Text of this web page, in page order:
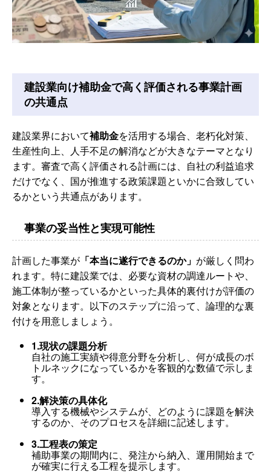
建設業向け補助金で高く評価される事業計画
の共通点
建設業界において補助金を活用する場合、老朽化対策、
生産性向上、人手不足の解消などが大きなテーマとなり
ます。審査で高く評価される計画には、自社の利益追求
だけでなく、国が推進する政策課題といかに合致してい
るかという共通点があります。
事業の妥当性と実現可能性
計画した事業が 「本当に遂行できるのか」 が厳しく問わ
れます。特に建設業では、必要な資材の調達ルートや、
施工体制が整っているかといった具体的裏付けが評価の
対象となります。以下のステップに沿って、論理的な裏
付けを用意しましょう。
1.現状の課題分析
自社の施工実績や得意分野を分析し、何が成長のボ
トルネックになっているかを客観的な数値で示しま
す。
2.解決策の具体化
導入する機械やシステムが、どのように課題を解決
するのか、そのプロセスを詳細に記述します。
3.工程表の策定
補助事業の期間内に、発注から納入、運用開始まで
が確実に行える工程を提示します。